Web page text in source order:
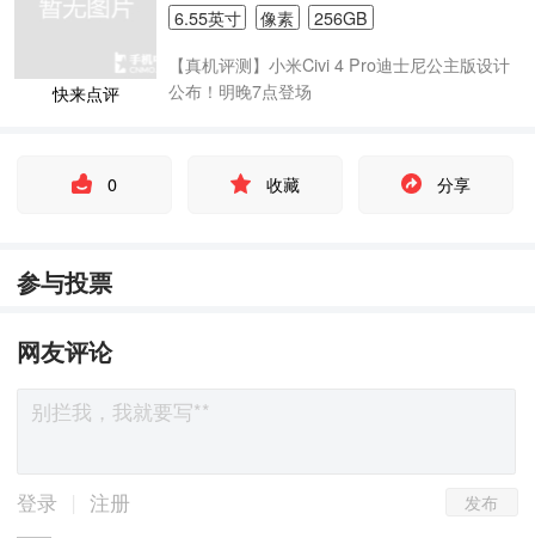
快来点评
6.55英寸 像素
256GB
【真机评测】小米Civi 4 Pro迪士尼公主版设计
公布！明晚7点登场
0 收藏 分享
参与投票
网友评论
登录 注册 发布